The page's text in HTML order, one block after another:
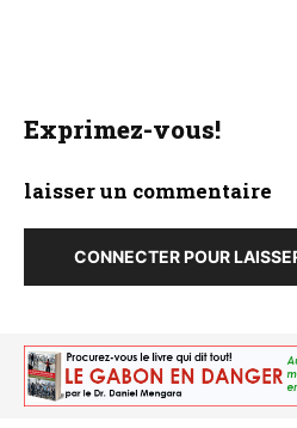
Exprimez-vous!
laisser un commentaire
CONNECTER POUR